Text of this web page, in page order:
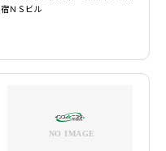
宿ＮＳビル